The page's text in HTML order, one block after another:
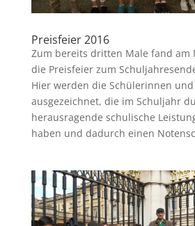
Preisfeier 2016
Zum bereits dritten Male fand am
die Preisfeier zum
Hier werden die Schülerinnen
ausgezeichnet, die im Schuljahr
herausragende schulische
haben und dadurch einen